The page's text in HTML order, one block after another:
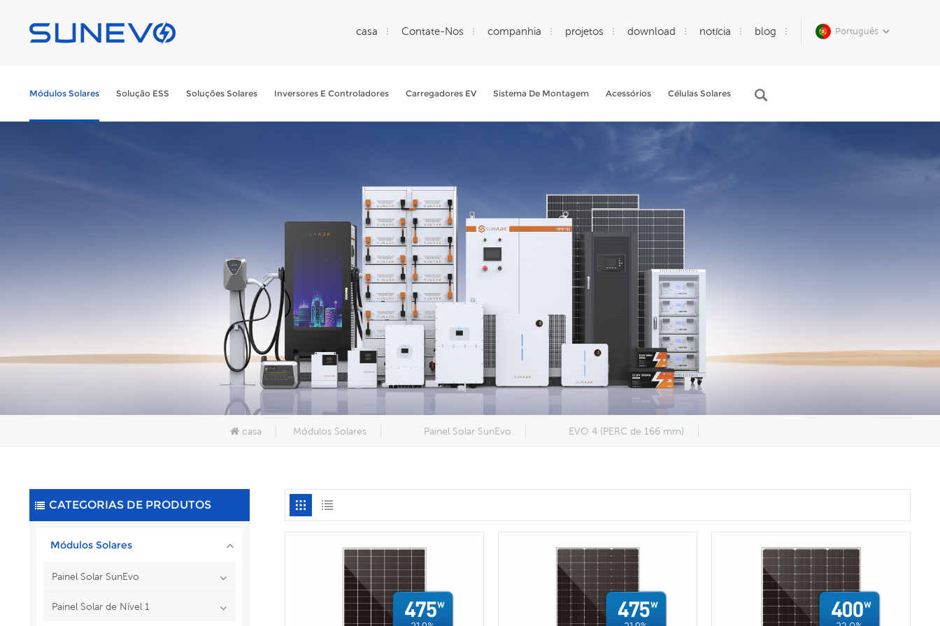
Português
casa Contate-Nos companhia projetos download notícia blog
Módulos Solares Solução ESS Soluções Solares Inversores E Controladores Carregadores EV Sistema De Montagem Acessórios Células Solares
casa Módulos Solares Painel Solar SunEvo EVO 4 (PERC de 166 mm)
CATEGORIAS DE PRODUTOS
Módulos Solares
Painel Solar SunEvo
Painel Solar de Nível 1